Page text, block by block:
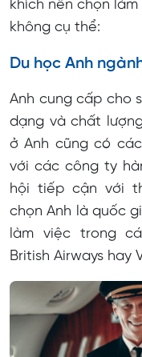
khích nên chọn
không cụ thể:
Du học Anh
Anh cung cấp cho
dạng và chất
ở Anh cũng có
với các công ty
hội tiếp cận với
chọn Anh là quốc
làm việc trong
British Airways hay